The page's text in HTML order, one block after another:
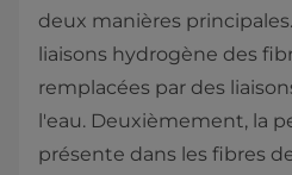
deux manières
liaisons hydrogène des
remplacées par des
l'eau. Deuxièmement, la
présente dans les fibres